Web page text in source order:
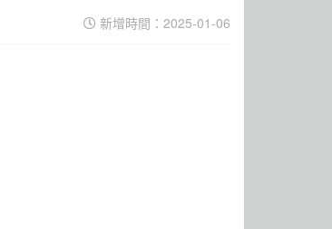
新增時間：2025-01-06